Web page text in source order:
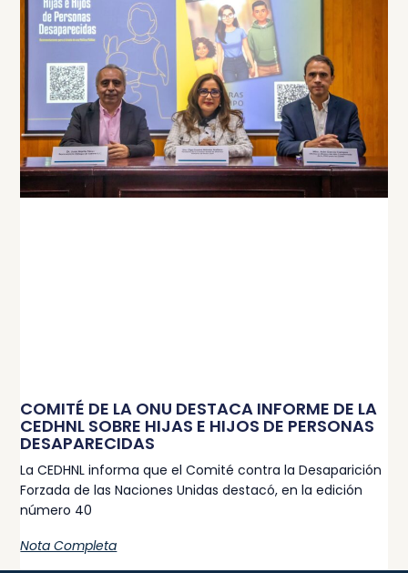
COMITÉ DE LA ONU DESTACA INFORME DE LA
CEDHNL SOBRE HIJAS E HIJOS DE PERSONAS
DESAPARECIDAS
La CEDHNL informa que el Comité contra la Desaparición
Forzada de las Naciones Unidas destacó, en la edición
número 40
Nota Completa